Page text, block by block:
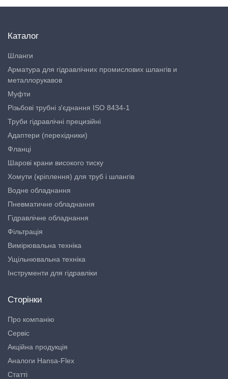
Каталог
Шланги
Арматура для гідравлічних промислових шлангів и
металлорукавов
Муфти
Різьбові трубні з'єднання ISO 8434-1
Труби гідравлічні прецизійні
Адаптери (перехідники)
Фланці
Шарові крани високого тиску
Хомути (кріплення) для труб і шлангів
Водне обладнання
Пневматичне обладнання
Гідравлічне обладнання
Фільтрація
Вимірювальна техніка
Ущільнювальна техніка
Інструменти для гідравліки
Сторінки
Про компанію
Сервіс
Акційна продукція
Аналоги Hansa-Flex
Статті